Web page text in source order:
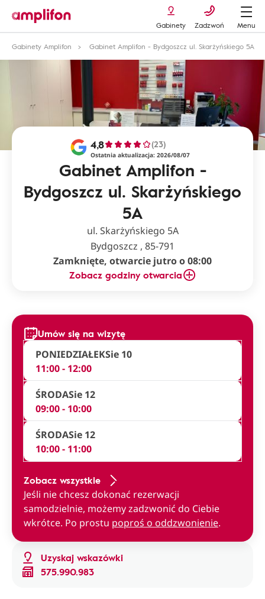
Gabinety Zadzwoń
Menu
Gabinety Amplifon
Gabinet Amplifon - Bydgoszcz ul. Skarżyńskiego 5A
Gabinet Amplifon -
Bydgoszcz ul. Skarżyńskiego
5A
4,8 (23)
Ostatnia aktualizacja: 2026/08/07
ul. Skarżyńskiego 5A
Bydgoszcz , 85-791
Zamknięte, otwarcie jutro o 08:00
Zobacz godziny otwarcia
Uzyskaj wskazówki
575.990.983
Umów się na wizytę
PONIEDZIAŁEKSie 10
11:00 - 12:00
ŚRODASie 12
09:00 - 10:00
ŚRODASie 12
10:00 - 11:00
Zobacz wszystkie
Jeśli nie chcesz dokonać rezerwacji
samodzielnie, możemy zadzwonić do Ciebie
wkrótce. Po prostu poproś o oddzwonienie.